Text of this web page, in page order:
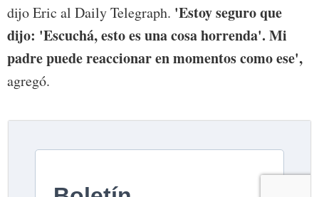
dijo Eric al Daily Telegraph. 'Estoy seguro que
dijo: 'Escuchá, esto es una cosa horrenda'. Mi
padre puede reaccionar en momentos como ese',
agregó.